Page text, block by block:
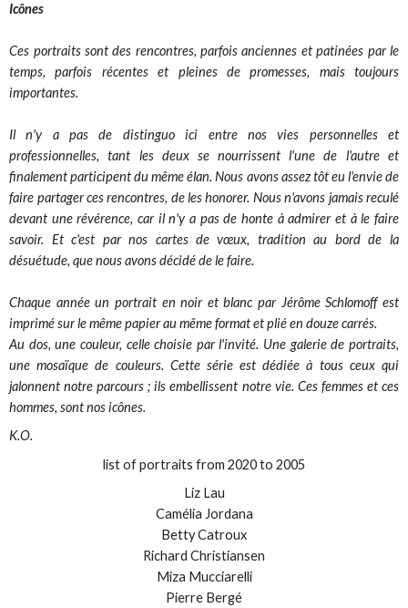
Icônes
Ces portraits sont des rencontres, parfois anciennes et patinées par le
temps, parfois récentes et pleines de promesses, mais toujours
importantes.
Il n'y a pas de distinguo ici entre nos vies personnelles et
professionnelles, tant les deux se nourrissent l'une de l'autre et
finalement participent du même élan. Nous avons assez tôt eu l'envie de
faire partager ces rencontres, de les honorer. Nous n'avons jamais reculé
devant une révérence, car il n'y a pas de honte à admirer et à le faire
savoir. Et c'est par nos cartes de vœux, tradition au bord de la
désuétude, que nous avons décidé de le faire.
Chaque année un portrait en noir et blanc par Jérôme Schlomoff est
imprimé sur le même papier au même format et plié en douze carrés.
Au dos, une couleur, celle choisie par l'invité. Une galerie de portraits,
une mosaïque de couleurs. Cette série est dédiée à tous ceux qui
jalonnent notre parcours ; ils embellissent notre vie. Ces femmes et ces
hommes, sont nos icônes.
K.O.
list of portraits from 2020 to 2005
Liz Lau
Camélia Jordana
Betty Catroux
Richard Christiansen
Miza Mucciarelli
Pierre Bergé